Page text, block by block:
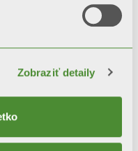
Zobraziť detaily
dáta